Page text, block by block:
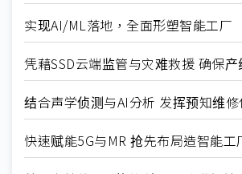
实现AI/ML落地，全面形塑智能工厂
凭藉SSD云端监管与灾难救援 确保
结合声学侦测与AI分析 发挥预知维
快速赋能5G与MR 抢先布局造智能工